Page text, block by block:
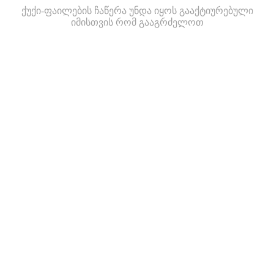
ქუქი-ფაილების ჩაწერა უნდა იყოს გააქტიურებული
იმისთვის რომ გააგრძელოთ